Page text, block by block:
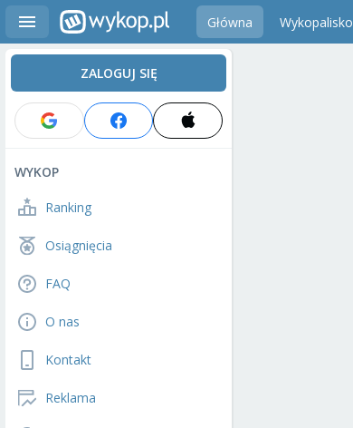
Główna Wykopalisko
ZALOGUJ SIĘ
WYKOP
Ranking
Osiągnięcia
FAQ
O nas
Kontakt
Reklama